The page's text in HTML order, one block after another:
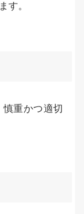
す。
重かつ適切